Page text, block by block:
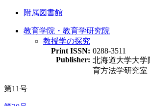
附属図書館
教育学院・教育学研究院
教授学の探究
Print ISSN: 0288-3511
Publisher: 北海道大学大学
育方法学研究室
第11号